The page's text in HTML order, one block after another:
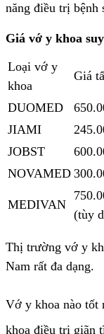
năng điều trị bệnh
Giá vớ y khoa
Loại vớ y
khoa
Giá
DUOMED
JIAMI
JOBST
NOVAMED
MEDIVAN
(tùy
Thị trường vớ y
Nam rất đa dạng.
Vớ y khoa nào tốt
khoa điều trị giãn